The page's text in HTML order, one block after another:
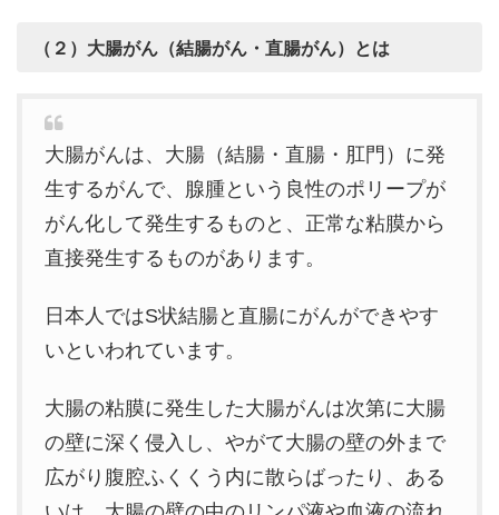
（２）大腸がん（結腸がん・直腸がん）とは
大腸がんは、大腸（結腸・直腸・肛門）に発
生するがんで、腺腫という良性のポリープが
がん化して発生するものと、正常な粘膜から
直接発生するものがあります。
日本人ではS状結腸と直腸にがんができやす
いといわれています。
大腸の粘膜に発生した大腸がんは次第に大腸
の壁に深く侵入し、やがて大腸の壁の外まで
広がり腹腔ふくくう内に散らばったり、ある